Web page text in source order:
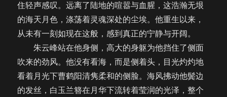
住轻声感叹。远离了陆地的喧嚣与血腥，这浩瀚无垠
的海天月色，涤荡着灵魂深处的尘埃。他重生以来，
从未有一刻如现在这般，感到真正的宁静与开阔。
朱云峰站在他身侧，高大的身躯为他挡住了侧面
吹来的劲风。他没有看海，而是侧着头，目光灼灼地
看着月光下曹鹤阳清隽柔和的侧脸。海风拂动他鬓边
的发丝，白玉兰簪在月华下流转着莹润的光泽，整个